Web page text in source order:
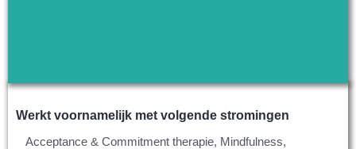
Werkt voornamelijk met volgende stromingen
Acceptance & Commitment therapie, Mindfulness,